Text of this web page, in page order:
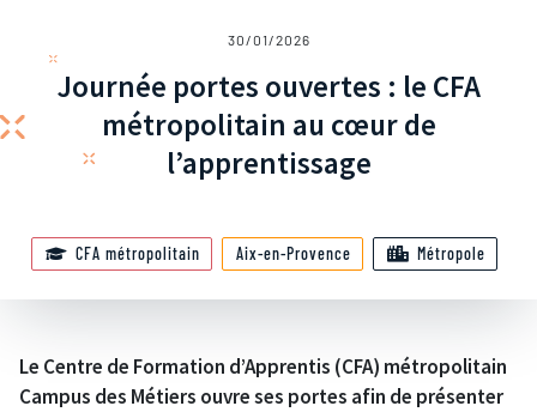
30/01/2026
Journée portes ouvertes : le CFA
métropolitain au cœur de
l’apprentissage
CFA métropolitain Aix-en-Provence Métropole
Le Centre de Formation d’Apprentis (CFA) métropolitain
Campus des Métiers ouvre ses portes afin de présenter